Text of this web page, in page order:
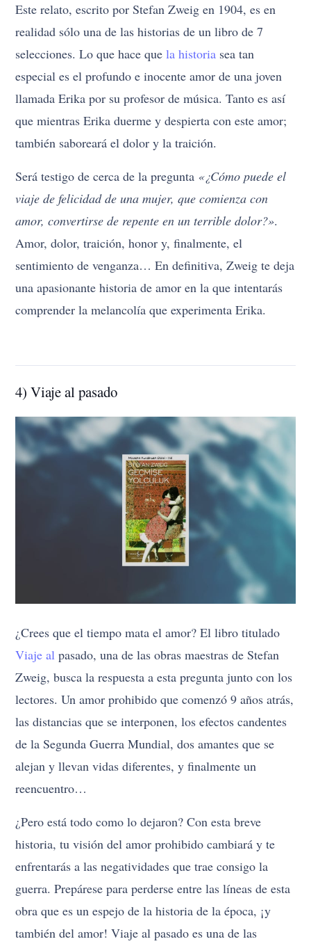
Este relato, escrito por Stefan Zweig en 1904, es en
realidad sólo una de las historias de un libro de 7
selecciones. Lo que hace quela historia sea tan
especial es el profundo e inocente amor de una joven
llamada Erika por su profesor de música. Tanto es así
que mientras Erika duerme y despierta con este amor;
también saboreará el dolor y la traición.
Será testigo de cerca de la pregunta «¿Cómo puede el
viaje de felicidad de una mujer, que comienza con
amor, convertirse de repente en un terrible dolor?».
Amor, dolor, traición, honor y, finalmente, el
sentimiento de venganza… En definitiva, Zweig te deja
una apasionante historia de amor en la que intentarás
comprender la melancolía que experimenta Erika.
4) Viaje al pasado
¿Crees que el tiempo mata el amor? El libro titulado
Viaje al pasado, una de las obras maestras de Stefan
Zweig, busca la respuesta a esta pregunta junto con los
lectores. Un amor prohibido que comenzó 9 años atrás,
las distancias que se interponen, los efectos candentes
de la Segunda Guerra Mundial, dos amantes que se
alejan y llevan vidas diferentes, y finalmente un
reencuentro…
¿Pero está todo como lo dejaron? Con esta breve
historia, tu visión del amor prohibido cambiará y te
enfrentarás a las negatividades que trae consigo la
guerra. Prepárese para perderse entre las líneas de esta
obra que es un espejo de la historia de la época, ¡y
también del amor! Viaje al pasado es una de las